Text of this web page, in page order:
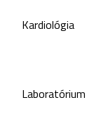
Kardiológia
Laboratórium